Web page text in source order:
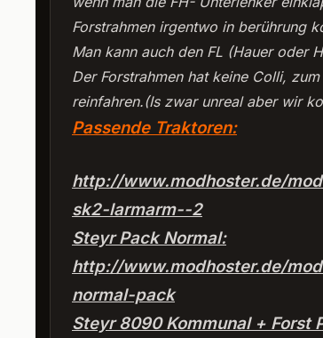
Forstrahmen irgentwo in berührung
Man kann auch den FL (Hauer oder
Der Forstrahmen hat keine Colli,
reinfahren.(Is zwar unreal aber wir
Passende Traktoren:
http://www.modhoster.de/
sk2-larmarm--2
Steyr Pack Normal:
http://www.modhoster.de/
normal-pack
Steyr 8090 Kommunal + Forst